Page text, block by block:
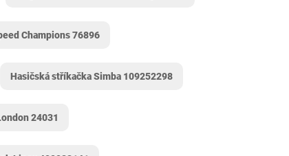
Champions 76896
Hasičská stříkačka Simba 109252298
24031